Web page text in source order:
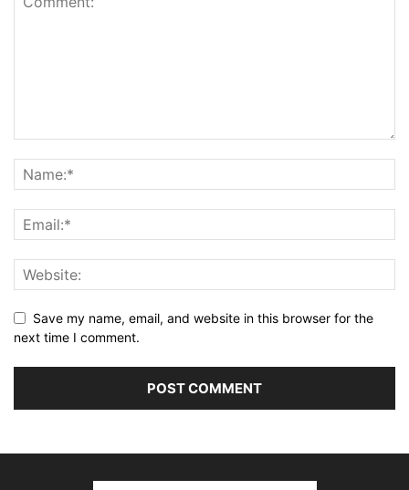
Save my name, email, and website in this browser for the
next time I comment.